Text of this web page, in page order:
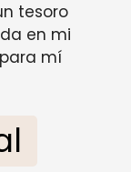
tesoro
en mi
mí